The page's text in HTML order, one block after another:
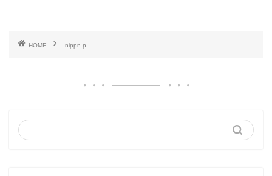
HOME nippn-p